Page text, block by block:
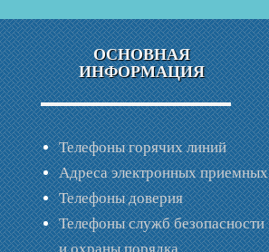
ОСНОВНАЯ
ИНФОРМАЦИЯ
Телефоны горячих линий
Адреса электронных приемных
Телефоны доверия
Телефоны служб безопасности